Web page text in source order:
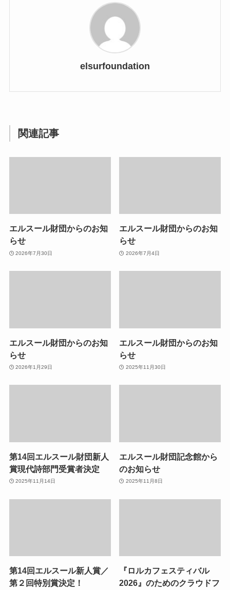
elsurfoundation
関連記事
エルスール財団からのお知
らせ
2026年7月30日
エルスール財団からのお知
らせ
2026年7月4日
エルスール財団からのお知
らせ
2026年1月29日
エルスール財団からのお知
らせ
2025年11月30日
第14回エルスール財団新人
賞現代詩部門受賞者決定
2025年11月14日
エルスール財団記念館から
のお知らせ
2025年11月8日
第14回エルスール新人賞／
第２回特別賞決定！
『ロルカフェスティバル
2026』のためのクラウドフ